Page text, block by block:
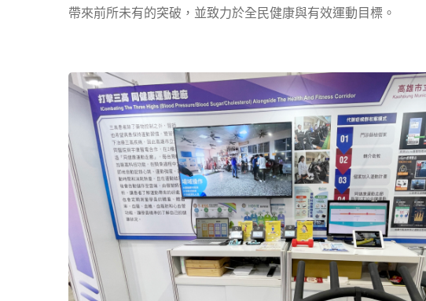
帶來前所未有的突破，並致力於全民健康與有效運動目標。